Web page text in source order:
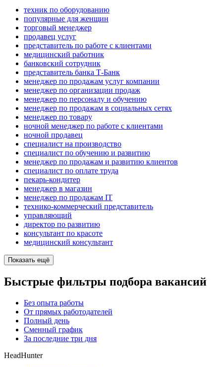
техник по оборудованию
популярные для женщин
торговый менеджер
продавец услуг
представитель по работе с клиентами
медицинский работник
банковский сотрудник
представитель банка Т-Банк
менеджер по продажам услуг компании
менеджер по организации продаж
менеджер по персоналу и обучению
менеджер по продажам в социальных сетях
менеджер по товару
ночной менеджер по работе с клиентами
ночной продавец
специалист на производство
специалист по обучению и развитию
менеджер по продажам и развитию клиентов
специалист по оплате труда
пекарь-кондитер
менеджер в магазин
менеджер по продажам IT
технико-коммерческий представитель
управляющий
директор по развитию
консультант по красоте
медицинский консультант
Показать ещё
Быстрые фильтры подбора вакансий
Без опыта работы
От прямых работодателей
Полный день
Сменный график
За последние три дня
HeadHunter